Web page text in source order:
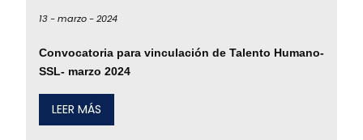
13 -marzo -2024
Convocatoria para vinculación de Talento Humano-
SSL- marzo 2024
LEER MÁS